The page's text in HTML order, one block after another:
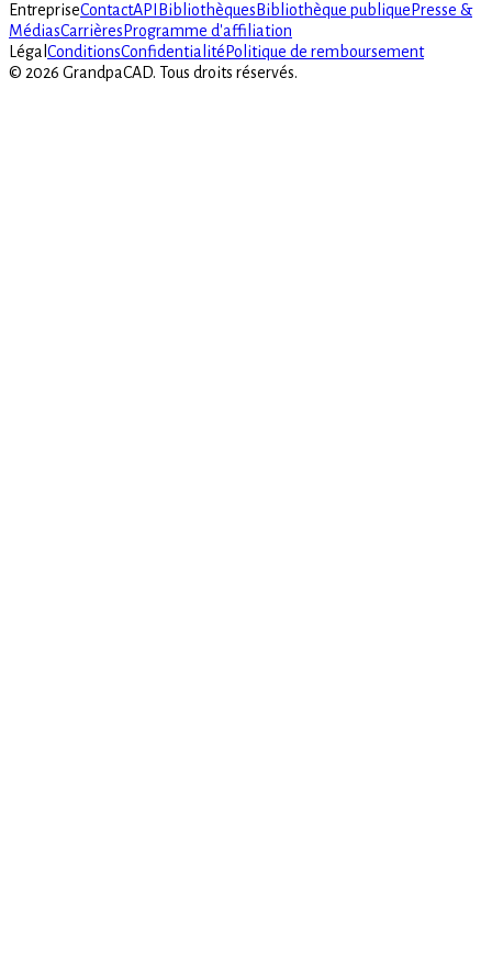
EntrepriseContactAPI Bibliothèques Bibliothèque publique Presse &
MédiasCarrières Programme d'affiliation
Légal ConditionsConfidentialité Politique de remboursement
© 2026 GrandpaCAD. Tous droits réservés.